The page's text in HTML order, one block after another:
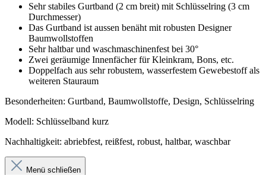
Sehr stabiles Gurtband (2 cm breit) mit Schlüsselring (3 cm
Durchmesser)
Das Gurtband ist aussen benäht mit robusten Designer
Baumwollstoffen
Sehr haltbar und waschmaschinenfest bei 30°
Zwei geräumige Innenfächer für Kleinkram, Bons, etc.
Doppelfach aus sehr robustem, wasserfestem Gewebestoff als
weiteren Stauraum
Besonderheiten: Gurtband, Baumwollstoffe, Design, Schlüsselring
Modell: Schlüsselband kurz
Nachhaltigkeit: abriebfest, reißfest, robust, haltbar, waschbar
Menü schließen